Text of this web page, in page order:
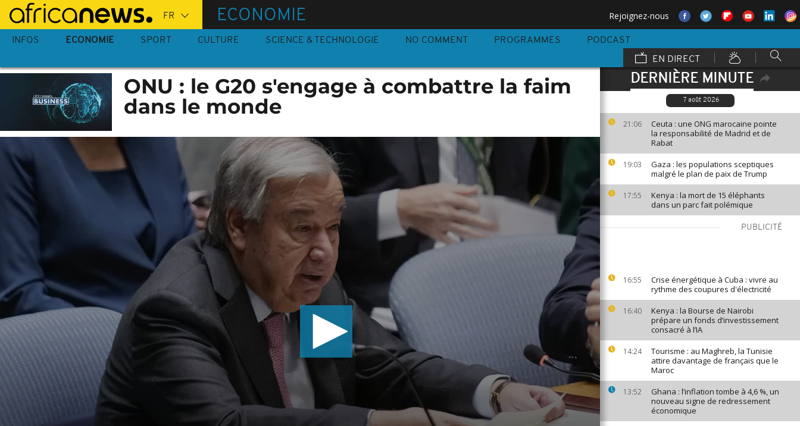
Passer
au
contenu
ECONOMIE Rejoignez-nous
INFOS ECONOMIE SPORT CULTURE SCIENCE & TECHNOLOGIE NO COMMENT PROGRAMMES
PODCAST
EN DIRECT
DERNIÈRE MINUTE
7 août 2026
21:06
Ceuta : une ONG marocaine pointe
la responsabilité de Madrid et de
Rabat
19:03
Gaza : les populations sceptiques
malgré le plan de paix de Trump
17:55
Kenya : la mort de 15 éléphants
dans un parc fait polémique
PUBLICITÉ
16:55
Crise énergétique à Cuba : vivre au
rythme des coupures d'électricité
16:40
Kenya : la Bourse de Nairobi
prépare un fonds d’investissement
consacré à l’IA
14:24
Tourisme : au Maghreb, la Tunisie
attire davantage de français que le
Maroc
13:52
Ghana : l’inflation tombe à 4,6 %, un
nouveau signe de redressement
économique
ONU : le G20 s'engage à combattre la faim
dans le monde